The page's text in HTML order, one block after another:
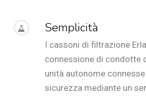
Semplicità
I cassoni di filtrazione
connessione di condotte
unità autonome
sicurezza mediante un